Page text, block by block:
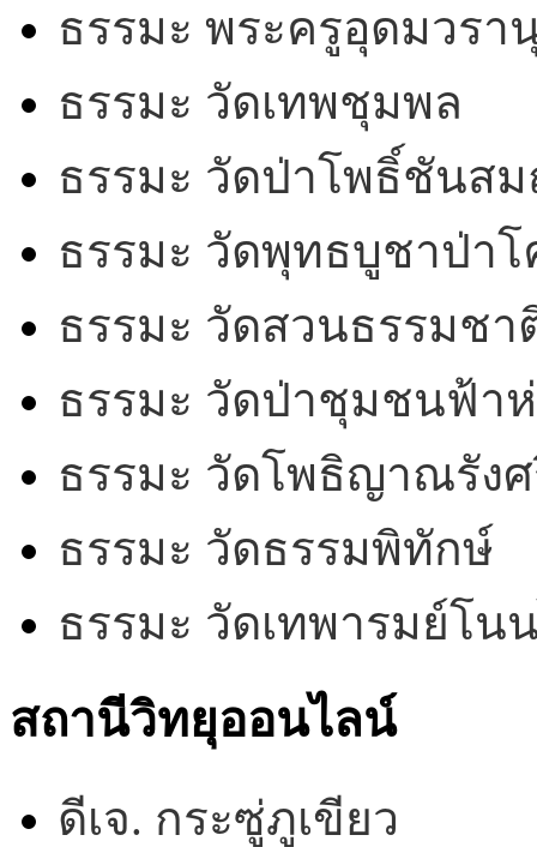
ธรรมะ พระครูอุดมวรา
ธรรมะ วัดเทพชุมพล
ธรรมะ วัดป่าโพธิ์ชันส
ธรรมะ วัดพุทธบูชาป่า
ธรรมะ วัดสวนธรรมช
ธรรมะ วัดป่าชุมชนฟ้า
ธรรมะ วัดโพธิญาณรัง
ธรรมะ วัดธรรมพิทักษ์
ธรรมะ วัดเทพารมย์โน
สถานีวิทยุออนไลน์
ดีเจ. กระซู่ภูเขียว